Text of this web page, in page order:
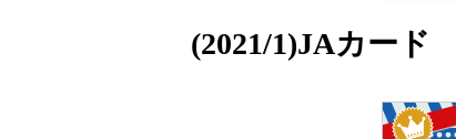
(2021/1)JAカード